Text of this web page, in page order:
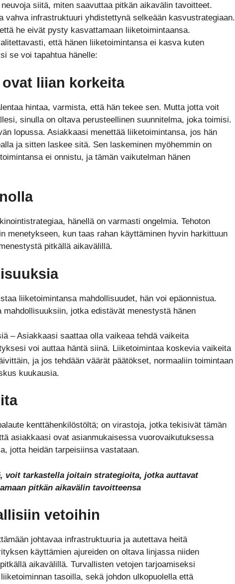
siitä, miten saavuttaa pitkän aikavälin tavoitteet.
vahva infrastruktuuri yhdistettynä selkeään kasvustrategiaan.
he eivät pysty kasvattamaan liiketoimintaansa.
että hänen liiketoimintansa ei kasva kuten
se voi tapahtua hänelle:
liian korkeita
hintaa, varmista, että hän tekee sen. Mutta jotta voit
sinulla on oltava perusteellinen suunnitelma, joka toimisi.
lopussa. Asiakkaasi menettää liiketoimintansa, jos hän
ja sitten laskee sitä. Sen laskeminen myöhemmin on
ei onnistu, ja tämän vaikutelman hänen
hänellä on varmasti ongelmia. Tehoton
menetykseen, kun taas rahan käyttäminen hyvin harkittuun
pitkällä aikavälillä.
liiketoimintansa mahdollisuudet, hän voi epäonnistua.
jotka edistävät menestystä hänen
– Asiakkaasi saattaa olla vaikeaa tehdä vaikeita
voi auttaa häntä siinä. Liiketoimintaa koskevia vaikeita
ja jos tehdään väärät päätökset, normaaliin toimintaan
kuukausia.
kenttähenkilöstöltä; on virastoja, jotka tekisivät tämän
asiakkaasi ovat asianmukaisessa vuorovaikutuksessa
jotta heidän tarpeisiinsa vastataan.
voit tarkastella joitain strategioita, jotka auttavat
pitkän aikavälin tavoitteensa
vetoihin
johtavaa infrastruktuuria ja autettava heitä
käyttämien ajureiden on oltava linjassa niiden
aikavälillä. Turvallisten vetojen tarjoamiseksi
tasoilla, sekä johdon ulkopuolella että